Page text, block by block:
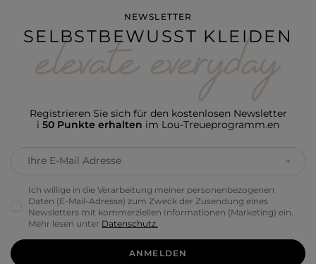
NEWSLETTER
SELBSTBEWUSST KLEIDEN
Registrieren Sie sich für den kostenlosen Newsletter
i 50 Punkte erhalten im Lou-Treueprogramm.en
Ihre E-Mail Adresse
Ich willige in die Verarbeitung meiner personenbezogenen
Daten (E-Mail-Adresse) zum Zweck der Zusendung eines
Newsletters mit kommerziellen Informationen (Marketing) ein.
Mehr lesen unter Datenschutz.
ANMELDEN